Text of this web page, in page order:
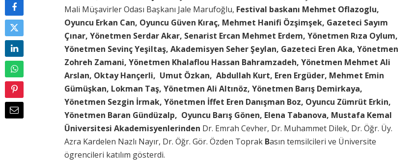
Mali Müşavirler Odası Başkanı Jale Marufoğlu, Festival baskanı Mehmet Oflazoglu,
Oyuncu Erkan Can, Oyuncu Güven Kıraç, Mehmet Hanifi Özşimşek, Gazeteci Sayım
Çınar, Yönetmen Serdar Akar, Senarist Ercan Mehmet Erdem, Yönetmen Rıza Oylum,
Yönetmen Sevinç Yeşiltaş, Akademisyen Seher Şeylan, Gazeteci Eren Aka, Yönetmen
Zohreh Zamani, Yönetmen Khalaflou Hassan Bahramzadeh, Yönetmen Mehmet Ali
Arslan, Oktay Hançerli, Umut Özkan, Abdullah Kurt, Eren Ergüder, Mehmet Emin
Gümüşkan, Lokman Taş, Yönetmen Ali Altınöz, Yönetmen Barış Demirkaya,
Yönetmen Sezgin İrmak, Yönetmen İffet Eren Danışman Boz, Oyuncu Zümrüt Erkin,
Yönetmen Baran Gündüzalp, Oyuncu Barış Gönen, Elena Tabanova, Mustafa Kemal
Üniversitesi Akademisyenlerinden Dr. Emrah Cevher, Dr. Muhammet Dilek, Dr. Öğr. Üy.
Azra Kardelen Nazlı Nayır, Dr. Öğr. Gör. Özden Toprak Basın temsilcileri ve Üniversite
ögrencileri katılım gösterdi.